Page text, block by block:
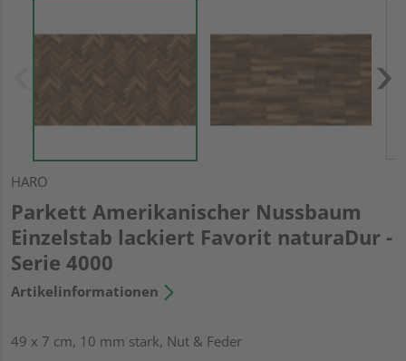
HARO
Parkett Amerikanischer Nussbaum
Einzelstab lackiert Favorit naturaDur -
Serie 4000
Artikelinformationen
49 x 7 cm, 10 mm stark, Nut & Feder